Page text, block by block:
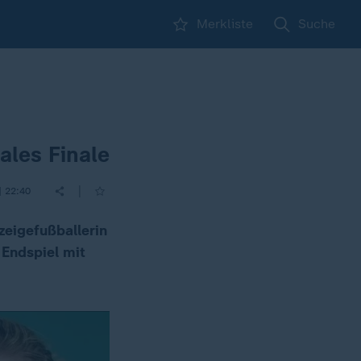
Merkliste Suche
Finale
22:40
mit